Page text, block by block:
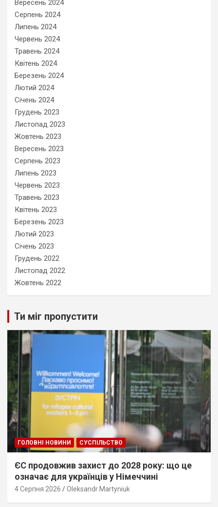
Вересень 2024
Серпень 2024
Липень 2024
Червень 2024
Травень 2024
Квітень 2024
Березень 2024
Лютий 2024
Січень 2024
Грудень 2023
Листопад 2023
Жовтень 2023
Вересень 2023
Серпень 2023
Липень 2023
Червень 2023
Травень 2023
Квітень 2023
Березень 2023
Лютий 2023
Січень 2023
Грудень 2022
Листопад 2022
Жовтень 2022
Ти міг пропустити
ГОЛОВНІ НОВИНИ СУСПІЛЬСТВО
ЄС продовжив захист до 2028 року: що це
означає для українців у Німеччині
4 Серпня 2026 Oleksandr Martyniuk